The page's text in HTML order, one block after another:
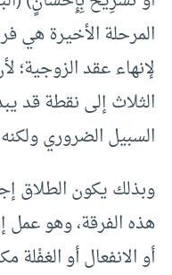
المرحلة الأخيرة هي
لإنهاء عقد الزوجية؛
الثلاث إلى نقطة قد
السبيل الضروري
وبذلك يكون الطلاق
هذه الفرقة، وهو عمل
أو الانفعال أو